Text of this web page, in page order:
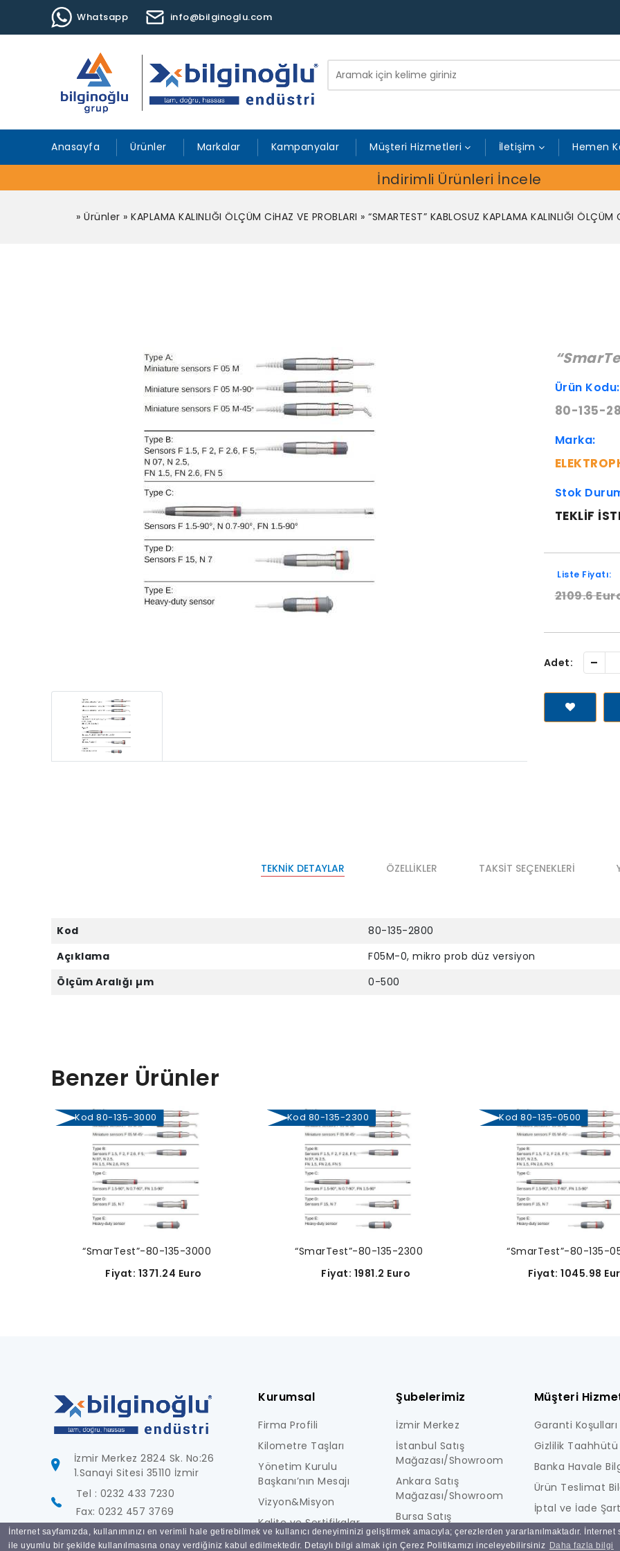
İnternet sayfamızda, kullanımınızı en verimli hale getirebilmek ve kullanıcı deneyiminizi geliştirmek amacıyla; çerezlerden yararlanılmaktadır.
ile uyumlu bir şekilde kullanılmasına onay verdiğiniz kabul edilmektedir. Detaylı bilgi almak için Çerez Politikamızı inceleyebilirsiniz Daha fazla bilgi
Whatsapp info@bilginoglu.com
Anasayfa Ürünler Markalar Kampanyalar Müşteri Hizmetleri İletişim Hemen
İndirimli Ürünleri İncele
»Ürünler »KAPLAMA KALINLIĞI ÖLÇÜM CiHAZ VE PROBLARI »“SMARTEST” KABLOSUZ KAPLAMA KALINLIĞI ÖLÇÜM
Ürün Kodu:
80-135-
Marka:
Stok
TEKLIF
Liste Fiyatı:
2109.6
Adet: -
TEKNIK DETAYLAR ÖZELLIKLER TAKSIT SEÇENEKLERI
Kod
80-135-2800
Açıklama
F05M-0, mikro prob düz versiyon
Ölçüm Aralığı µm
0-500
Benzer Ürünler
Kod 80-135-3000
“SmarTest”-80-135-3000
Fiyat: 1371.24 Euro
Kod 80-135-2300
“SmarTest”-80-135-2300
Fiyat: 1981.2 Euro
Kod 80-135-0500
“SmarTest”-80-135-
Fiyat: 1045.98
İzmir Merkez 2824 Sk. No:26
1.Sanayi Sitesi 35110 İzmir
Tel : 0232 433 7230
Fax: 0232 457 3769
info@bilginoglu.com
Kurumsal
Firma Profili
Kilometre Taşları
Yönetim Kurulu
Başkanı’nın Mesajı
Vizyon&Misyon
Kalite ve Sertifikalar
Foto Galeri
Şubelerimiz
İzmir Merkez
İstanbul Satış
Mağazası/Showroom
Ankara Satış
Mağazası/Showroom
Bursa Satış
Mağazası/Showroom
Müşteri
Garanti Koşulları
Gizlilik Taahhütü
Banka Havale
Ürün Teslimat
İptal ve İade
KİŞİSEL VERİLERE
AYDINLATMA